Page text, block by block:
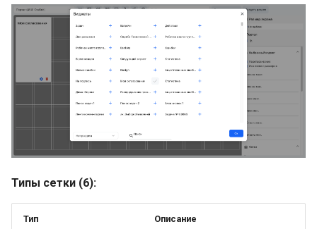
Типы сетки (6):
Тип Описание